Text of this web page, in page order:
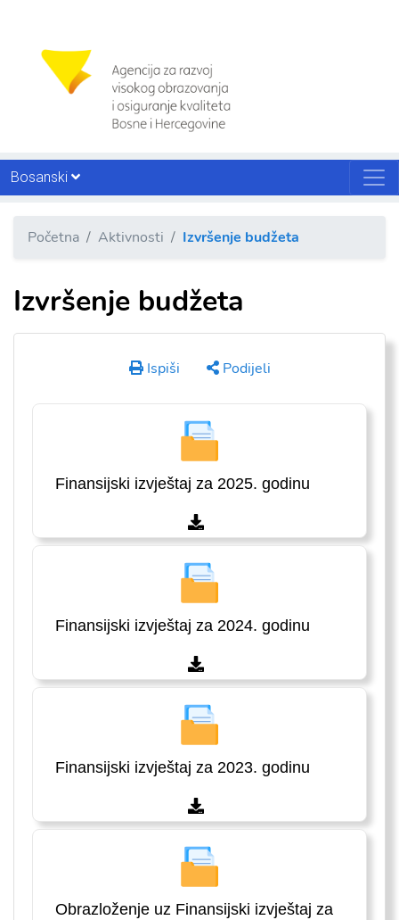
Bosanski
Početna Aktivnosti Izvršenje budžeta
Izvršenje budžeta
Ispiši Podijeli
Finansijski izvještaj za 2025. godinu
Finansijski izvještaj za 2024. godinu
Finansijski izvještaj za 2023. godinu
Obrazloženje uz Finansijski izvještaj za